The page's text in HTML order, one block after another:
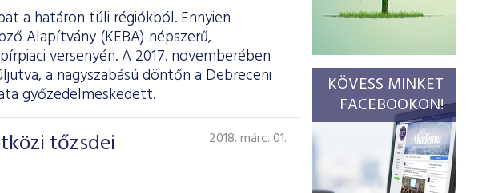
a határon túli régiókból. Ennyien
Alapítvány (KEBA) népszerű,
versenyén. A 2017. novemberében
a nagyszabású döntőn a Debreceni
győzedelmeskedett.
tőzsdei
2018. márc. 01.
KÖVESS MINKET
FACEBOOKON!